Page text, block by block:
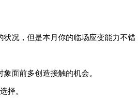
况，但是本月你的临场应变能力不
面前多创造接触的机会。
择。